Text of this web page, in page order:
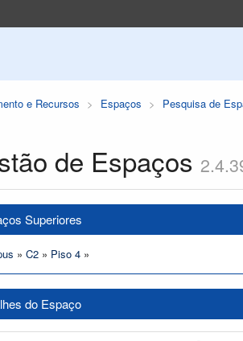
e Recursos Espaços Pesquisa de
de Espaços
Superiores
» C2 » Piso 4 »
do Espaço